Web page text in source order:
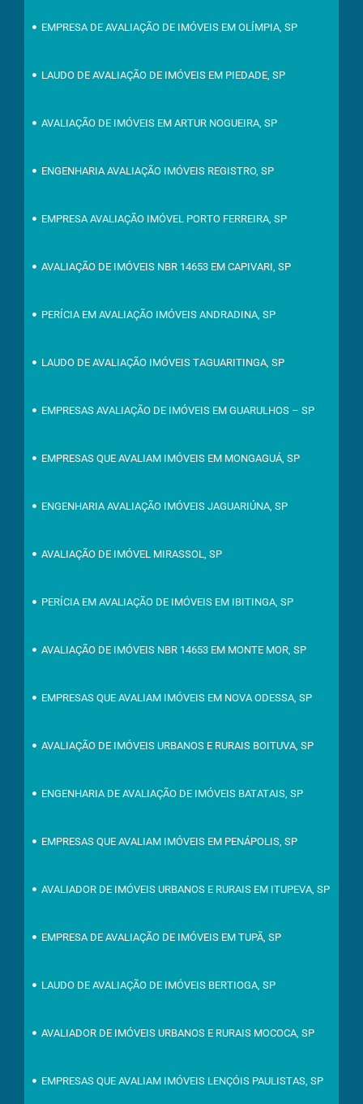
EMPRESA DE AVALIAÇÃO DE IMÓVEIS EM OLÍMPIA, SP
LAUDO DE AVALIAÇÃO DE IMÓVEIS EM PIEDADE, SP
AVALIAÇÃO DE IMÓVEIS EM ARTUR NOGUEIRA, SP
ENGENHARIA AVALIAÇÃO IMÓVEIS REGISTRO, SP
EMPRESA AVALIAÇÃO IMÓVEL PORTO FERREIRA, SP
AVALIAÇÃO DE IMÓVEIS NBR 14653 EM CAPIVARI, SP
PERÍCIA EM AVALIAÇÃO IMÓVEIS ANDRADINA, SP
LAUDO DE AVALIAÇÃO IMÓVEIS TAGUARITINGA, SP
EMPRESAS AVALIAÇÃO DE IMÓVEIS EM GUARULHOS – SP
EMPRESAS QUE AVALIAM IMÓVEIS EM MONGAGUÁ, SP
ENGENHARIA AVALIAÇÃO IMÓVEIS JAGUARIÚNA, SP
AVALIAÇÃO DE IMÓVEL MIRASSOL, SP
PERÍCIA EM AVALIAÇÃO DE IMÓVEIS EM IBITINGA, SP
AVALIAÇÃO DE IMÓVEIS NBR 14653 EM MONTE MOR, SP
EMPRESAS QUE AVALIAM IMÓVEIS EM NOVA ODESSA, SP
AVALIAÇÃO DE IMÓVEIS URBANOS E RURAIS BOITUVA, SP
ENGENHARIA DE AVALIAÇÃO DE IMÓVEIS BATATAIS, SP
EMPRESAS QUE AVALIAM IMÓVEIS EM PENÁPOLIS, SP
AVALIADOR DE IMÓVEIS URBANOS E RURAIS EM ITUPEVA, SP
EMPRESA DE AVALIAÇÃO DE IMÓVEIS EM TUPÃ, SP
LAUDO DE AVALIAÇÃO DE IMÓVEIS BERTIOGA, SP
AVALIADOR DE IMÓVEIS URBANOS E RURAIS MOCOCA, SP
EMPRESAS QUE AVALIAM IMÓVEIS LENÇÓIS PAULISTAS, SP